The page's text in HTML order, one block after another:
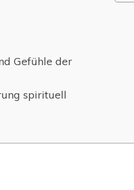
Gefühle der
spirituell